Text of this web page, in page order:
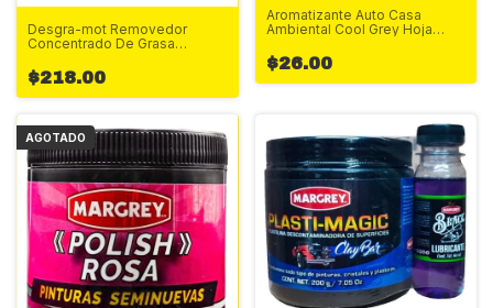
Desgra-mot Removedor
Concentrado De Grasa
$218.00
Aromatizante Auto Casa
Ambiental Cool Grey Hoja
Negro Auto Nuevo Uva
Silvestre Happy Banana
$26.00
AGOTADO